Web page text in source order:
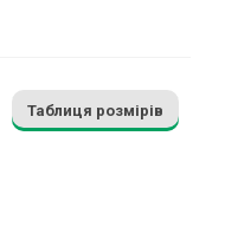
Таблиця розмірів